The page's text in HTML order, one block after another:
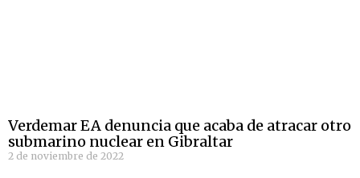
Verdemar EA denuncia que acaba de atracar otro
submarino nuclear en Gibraltar
2 de noviembre de 2022